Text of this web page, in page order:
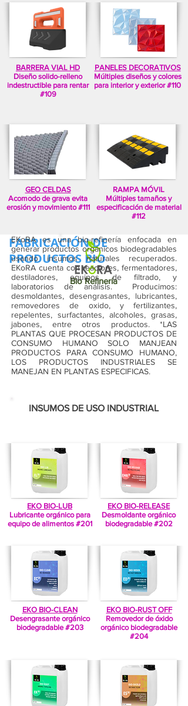
BARRERA VIAL HD
Diseño solido-relleno
indestructible para rentar
#109
PANELES DECORATIVOS
Múltiples diseños y colores
para interior y exterior #110
GEO CELDAS
Acomodo de grava evita
erosión y movimiento #111
RAMPA MÓVIL
Múltiples tamaños y
especificación de material
#112
FABRICACIÓN DE
PRODUCTOS BIO
Bio Refinería
EKoRA es una bio-refinería enfocada en
generar productos orgánicos biodegradables
usando insumos naturales recuperados.
EKoRA cuenta con reactores, fermentadores,
destiladores, equipos de filtrado, y
laboratorios de análisis. Producimos:
desmoldantes, desengrasantes, lubricantes,
removedores de oxido, y fertilizantes,
repelentes, surfactantes, alcoholes, grasas,
jabones, entre otros productos. *LAS
PLANTAS QUE PROCESAN PRODUCTOS DE
CONSUMO HUMANO SOLO MANJEAN
PRODUCTOS PARA CONSUMO HUMANO,
LOS PRODUCTOS INDUSTRIALES SE
MANEJAN EN PLANTAS ESPECIFICAS.
INSUMOS DE USO INDUSTRIAL
EKO BIO-LUB
Lubricante orgánico para
equipo de alimentos #201
EKO BIO-RELEASE
Desmoldante orgánico
biodegradable #202
EKO BIO-CLEAN
Desengrasante orgánico
biodegradable #203
EKO BIO-RUST OFF
Removedor de óxido
orgánico biodegradable
#204